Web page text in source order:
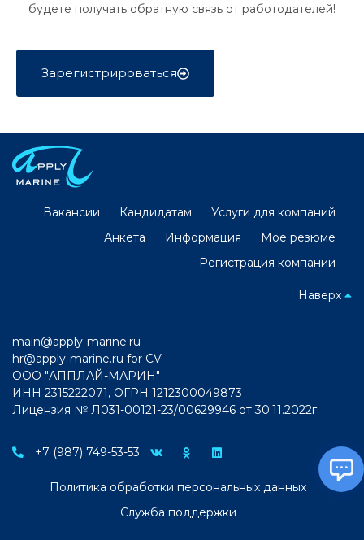
будете получать обратную связь от работодателей!
Зарегистрироваться
Вакансии Кандидатам
Услуги для компаний
Анкета
Информация
Моё резюме
Регистрация компании
Наверх
main@apply-marine.ru
hr@apply-marine.ru for CV
ООО "АППЛАЙ-МАРИН"
ИНН 2315222071, ОГРН 1212300049873
Лицензия № Л031-00121-23/00629946 от 30.11.2022г.
+7 (987) 749-53-53
Политика обработки персональных данных
Служба поддержки